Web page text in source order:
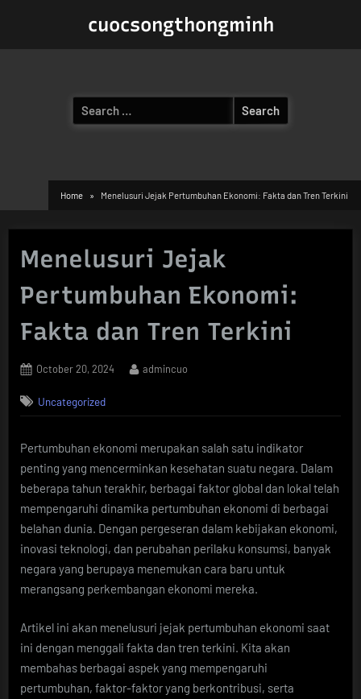
cuocsongthongminh
Search
for:
Home Menelusuri Jejak Pertumbuhan Ekonomi: Fakta dan Tren Terkini
Menelusuri Jejak
Pertumbuhan Ekonomi:
Fakta dan Tren Terkini
Posted
October 20, 2024 By
admincuo
Uncategorized
Pertumbuhan ekonomi merupakan salah satu indikator
penting yang mencerminkan kesehatan suatu negara. Dalam
beberapa tahun terakhir, berbagai faktor global dan lokal telah
mempengaruhi dinamika pertumbuhan ekonomi di berbagai
belahan dunia. Dengan pergeseran dalam kebijakan ekonomi,
inovasi teknologi, dan perubahan perilaku konsumsi, banyak
negara yang berupaya menemukan cara baru untuk
merangsang perkembangan ekonomi mereka.
Artikel ini akan menelusuri jejak pertumbuhan ekonomi saat
ini dengan menggali fakta dan tren terkini. Kita akan
membahas berbagai aspek yang mempengaruhi
pertumbuhan, faktor-faktor yang berkontribusi, serta